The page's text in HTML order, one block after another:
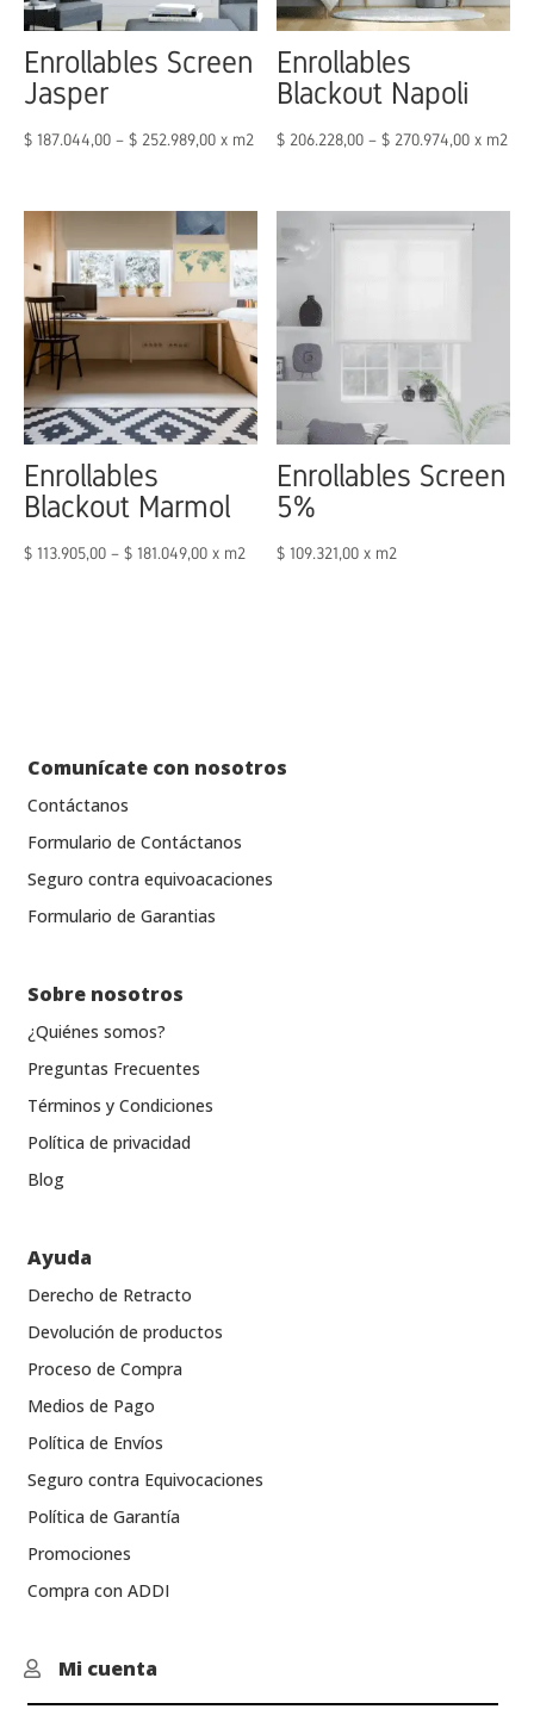
Enrollables Screen
Jasper
$ 187.044,00 – $ 252.989,00 x m2
Enrollables
Blackout Napoli
$ 206.228,00 –$ 270.974,00 x m2
Enrollables
Blackout Marmol
$ 113.905,00 – $ 181.049,00 x m2
Enrollables Screen
5%
$ 109.321,00 x m2
Comunícate con nosotros
Contáctanos
Formulario de Contáctanos
Seguro contra equivoacaciones
Formulario de Garantias
Sobre nosotros
¿Quiénes somos?
Preguntas Frecuentes
Términos y Condiciones
Política de privacidad
Blog
Ayuda
Derecho de Retracto
Devolución de productos
Proceso de Compra
Medios de Pago
Política de Envíos
Seguro contra Equivocaciones
Política de Garantía
Promociones
Compra con ADDI
 Mi cuenta